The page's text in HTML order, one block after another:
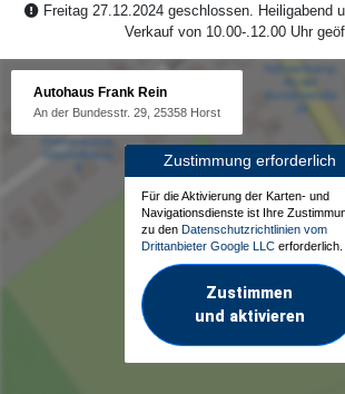
Freitag 27.12.2024 geschlossen. Heiligabend
Verkauf von 10.00-.12.00 Uhr
Autohaus Frank Rein
An der Bundesstr. 29, 25358 Horst
Zustimmung erforderlich
Für die Aktivierung der Karten- und
Navigationsdienste ist Ihre
zu den Datenschutzrichtlinien vom
Drittanbieter Google LLC erforderlich.
Zustimmen
und aktivieren